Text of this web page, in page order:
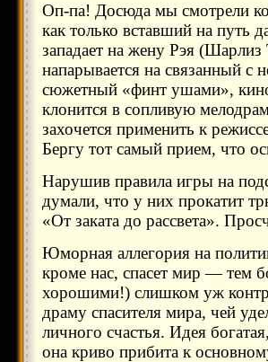
Оп-па! Досюда мы смотрели
как только вставший на путь
западает на жену Рэя
напарывается на связанный с
сюжетный «финт ушами»,
клонится в сопливую
захочется применить к
Бергу тот самый прием, что
Нарушив правила игры на
думали, что у них прокатит
«От заката до рассвета».
Юморная аллегория на
кроме нас, спасет мир — тем
хорошими!) слишком уж
драму спасителя мира, чей
личного счастья. Идея
она криво прибита к